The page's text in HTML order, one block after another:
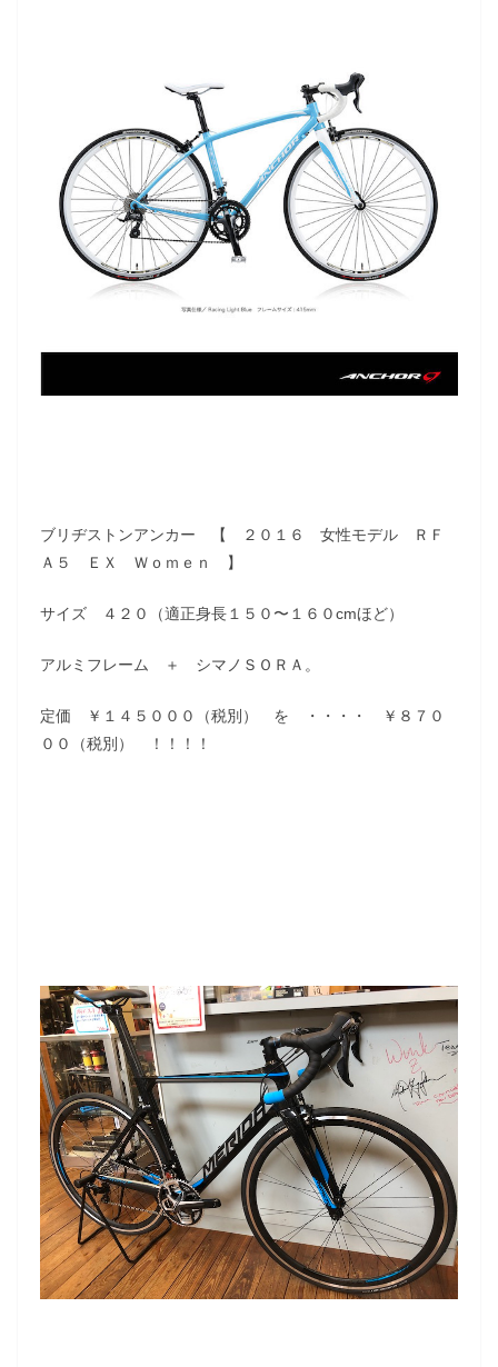
ブリヂストンアンカー 【 ２０１６ 女性モデル ＲＦ
Ａ５ ＥＸ Ｗｏｍｅｎ 】
サイズ ４２０（適正身長１５０〜１６０cmほど）
アルミフレーム ＋ シマノＳＯＲＡ。
定価 ￥１４５０００（税別） を ・・・・ ￥８７０
００（税別） ！！！！